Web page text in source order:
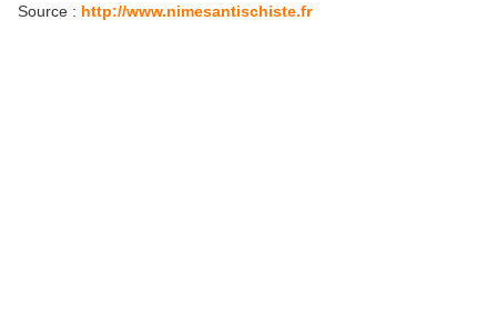
Source : http://www.nimesantischiste.fr